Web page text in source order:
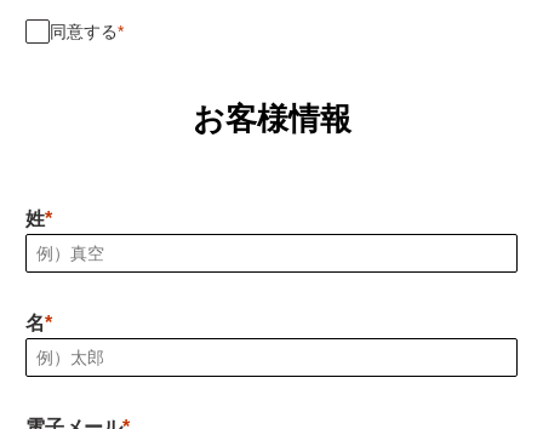
同意する
お客様情報
姓
名